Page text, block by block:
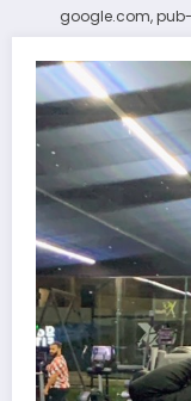
google.com, pub-